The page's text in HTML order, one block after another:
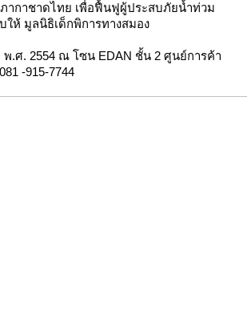
ากาชาดไทย เพื่อฟื้นฟูผู้ประสบภัยน้ำท่วม
ห้ มูลนิธิเด็กพิการทางสมอง
พ.ศ. 2554 ณ โซน EDAN ชั้น 2 ศูนย์การค้า
-915-7744